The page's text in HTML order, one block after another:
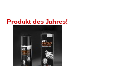
Produkt des Jahres!